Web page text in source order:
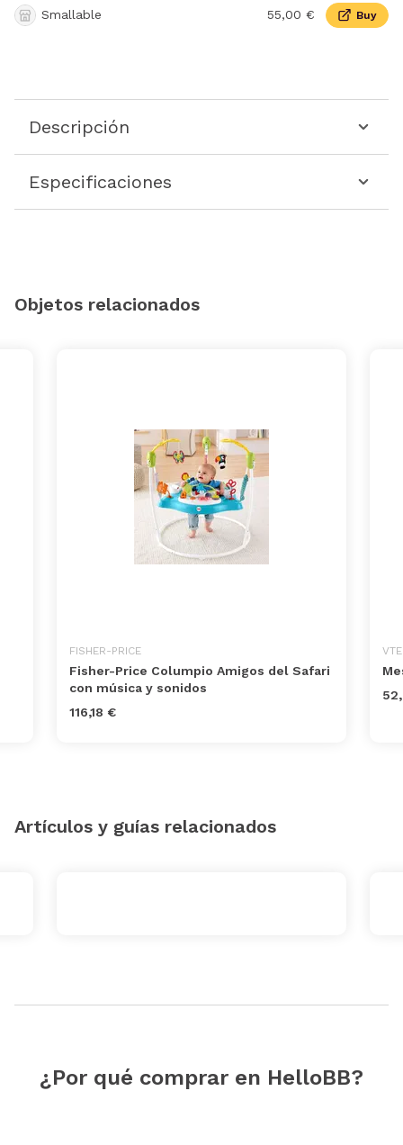
Smallable 55,00 € Buy
Descripción
Especificaciones
Objetos relacionados
FISHER-PRICE
Fisher-Price Columpio Amigos del Safari
con música y sonidos
116,18 €
Artículos y guías relacionados
¿Por qué comprar en HelloBB?